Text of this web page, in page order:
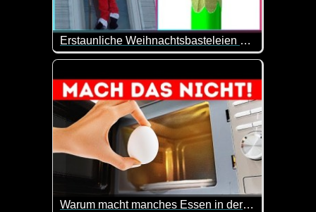
Erstaunliche Weihnachtsbasteleien Und -Dekorationen
Da sind mal wieder tolle Sachen dabei. Vielleicht
Warum macht manches Essen in der Mikrowelle Boom